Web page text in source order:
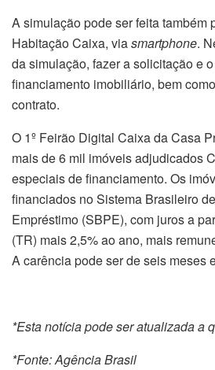
A simulação pode ser feita também
Habitação Caixa, viasmartphone.
da simulação, fazer a solicitação e
financiamento imobiliário, bem
contrato.
O 1º Feirão Digital Caixa da Casa
mais de 6 mil imóveis adjudicados
especiais de financiamento. Os
financiados no Sistema Brasileiro
Empréstimo (SBPE), com juros a
(TR) mais 2,5% ao ano, mais
A carência pode ser de seis meses
*Esta notícia pode ser atualizada a
*Fonte: Agência Brasil